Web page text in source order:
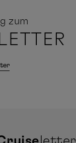
zum